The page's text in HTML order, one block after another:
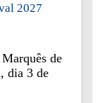
2027
de
dia 3 de